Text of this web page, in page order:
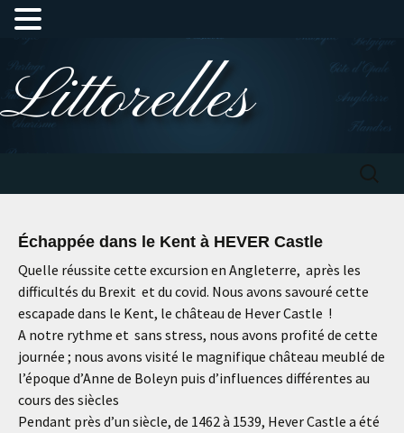
au
contenu
Littorelles
Échappée dans le Kent à HEVER Castle
Quelle réussite cette excursion en Angleterre, après les
difficultés du Brexit et du covid. Nous avons savouré cette
escapade dans le Kent, le château de Hever Castle !
A notre rythme et sans stress, nous avons profité de cette
journée ; nous avons visité le magnifique château meublé de
l’époque d’Anne de Boleyn puis d’influences différentes au
cours des siècles
Pendant près d’un siècle, de 1462 à 1539, Hever Castle a été